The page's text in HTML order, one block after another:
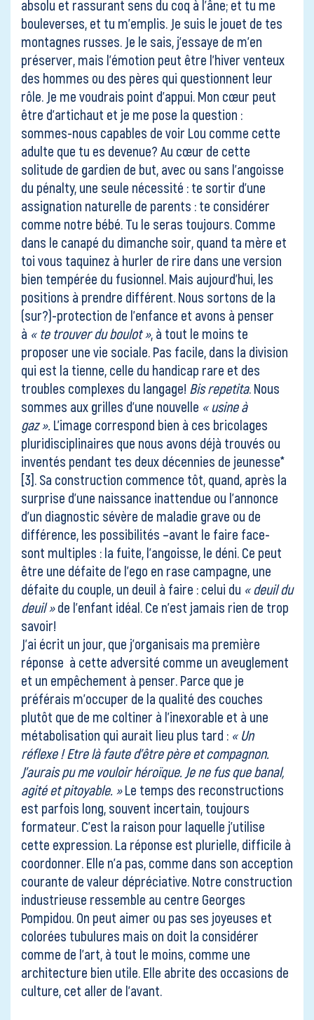
absolu et rassurant sens du coq à l’âne; et tu me
bouleverses, et tu m’emplis. Je suis le jouet de tes
montagnes russes. Je le sais, j’essaye de m’en
préserver, mais l’émotion peut être l’hiver venteux
des hommes ou des pères qui questionnent leur
rôle. Je me voudrais point d’appui. Mon cœur peut
être d’artichaut et je me pose la question :
sommes-nous capables de voir Lou comme cette
adulte que tu es devenue? Au cœur de cette
solitude de gardien de but, avec ou sans l’angoisse
du pénalty, une seule nécessité : te sortir d’une
assignation naturelle de parents : te considérer
comme notre bébé. Tu le seras toujours. Comme
dans le canapé du dimanche soir, quand ta mère et
toi vous taquinez à hurler de rire dans une version
bien tempérée du fusionnel. Mais aujourd’hui, les
positions à prendre différent. Nous sortons de la
(sur?)-protection de l’enfance et avons à penser
à « te trouver du boulot », à tout le moins te
proposer une vie sociale. Pas facile, dans la division
qui est la tienne, celle du handicap rare et des
troubles complexes du langage! Bis repetita. Nous
sommes aux grilles d’une nouvelle « usine à
gaz ». L’image correspond bien à ces bricolages
pluridisciplinaires que nous avons déjà trouvés ou
inventés pendant tes deux décennies de jeunesse*
[3] . Sa construction commence tôt, quand, après la
surprise d’une naissance inattendue ou l’annonce
d’un diagnostic sévère de maladie grave ou de
différence, les possibilités –avant le faire face-
sont multiples : la fuite, l’angoisse, le déni. Ce peut
être une défaite de l’ego en rase campagne, une
défaite du couple, un deuil à faire : celui du « deuil du
deuil »de l’enfant idéal. Ce n’est jamais rien de trop
savoir!
J’ai écrit un jour, que j’organisais ma première
réponse à cette adversité comme un aveuglement
et un empêchement à penser. Parce que je
préférais m’occuper de la qualité des couches
plutôt que de me coltiner à l’inexorable et à une
métabolisation qui aurait lieu plus tard : « Un
réflexe ! Etre là faute d’être père et compagnon.
J’aurais pu me vouloir héroïque. Je ne fus que banal,
agité et pitoyable. »Le temps des reconstructions
est parfois long, souvent incertain, toujours
formateur. C’est la raison pour laquelle j’utilise
cette expression. La réponse est plurielle, difficile à
coordonner. Elle n’a pas, comme dans son acception
courante de valeur dépréciative. Notre construction
industrieuse ressemble au centre Georges
Pompidou. On peut aimer ou pas ses joyeuses et
colorées tubulures mais on doit la considérer
comme de l’art, à tout le moins, comme une
architecture bien utile. Elle abrite des occasions de
culture, cet aller de l’avant.